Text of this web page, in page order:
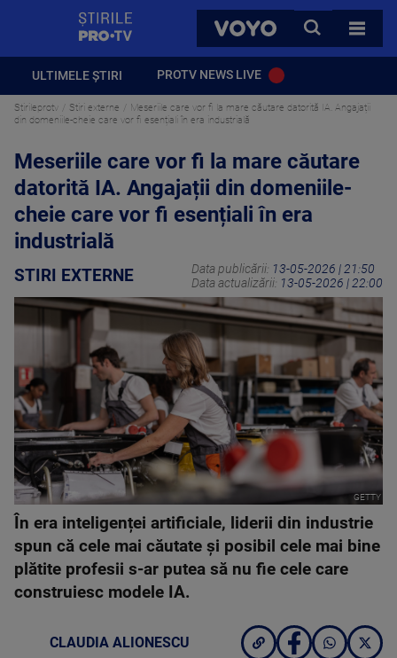
VOYO
CAUTA
TOATE
ULTIMELE ȘTIRI PROTV NEWS LIVE
Stirileprotv Stiri externe
Meseriile care vor fi la mare căutare datorită IA. Angajații
din domeniile-cheie care vor fi esențiali în era industrială
Meseriile care vor fi la mare căutare
datorită IA. Angajații din domeniile-
cheie care vor fi esențiali în era
industrială
STIRI EXTERNE Data publicării: 13-05-2026 | 21:50
Data actualizării: 13-05-2026 | 22:00
GETTY
În era inteligenței artificiale, liderii din industrie
spun că cele mai căutate și posibil cele mai bine
plătite profesii s-ar putea să nu fie cele care
construiesc modele IA.
CLAUDIA ALIONESCU